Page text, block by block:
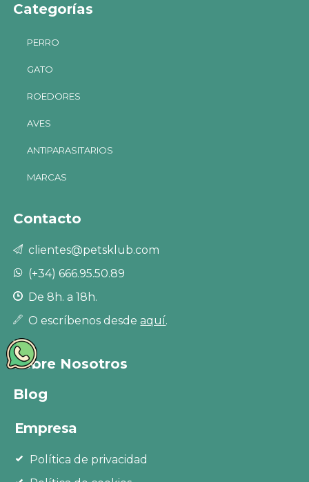
Categorías
PERRO
GATO
ROEDORES
AVES
ANTIPARASITARIOS
MARCAS
Contacto
clientes@petsklub.com
(+34) 666.95.50.89
De 8h. a 18h.
O escríbenos desdeaquí.
Sobre Nosotros
Blog
Empresa
Política de privacidad